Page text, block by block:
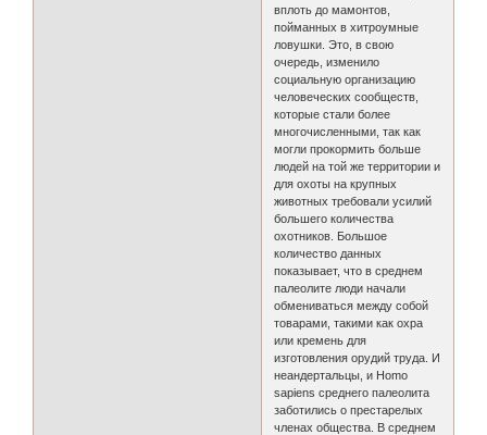
вплоть до мамонтов,
пойманных в хитроумные
ловушки. Это, в свою
очередь, изменило
социальную организацию
человеческих сообществ,
которые стали более
многочисленными, так как
могли прокормить больше
людей на той же территории и
для охоты на крупных
животных требовали усилий
большего количества
охотников. Большое
количество данных
показывает, что в среднем
палеолите люди начали
обмениваться между собой
товарами, такими как охра
или кремень для
изготовления орудий труда. И
неандертальцы, и Homo
sapiens среднего палеолита
заботились о престарелых
членах общества. В среднем